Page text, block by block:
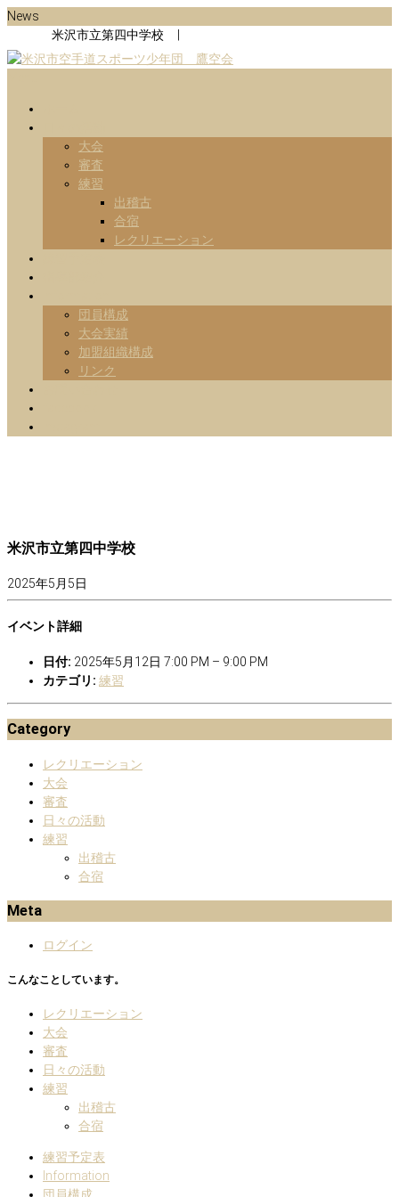
Skip
content
News
米沢市立第四中学校 |
米沢市空手道スポーツ少年団 鷹
空会
です。
大会
審査
練習
出稽古
合宿
レクリエーション
団員構成
大会実績
加盟組織構成
リンク
米沢市立第四中学校
2025年5月5日
イベント詳細
日付: 2025年5月12日 7:00 PM – 9:00 PM
カテゴリ: 練習
Category
レクリエーション
大会
審査
日々の活動
練習
出稽古
合宿
Meta
ログイン
こんなことしています。
レクリエーション
大会
審査
日々の活動
練習
出稽古
合宿
練習予定表
Information